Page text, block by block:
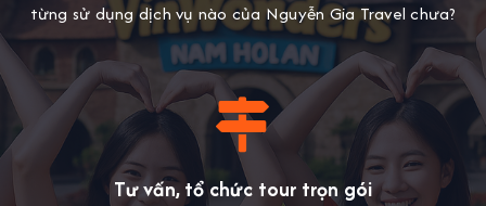
từng sử dụng dịch vụ nào của Nguyễn Gia Travel chưa?
Tư vấn, tổ chức tour trọn gói